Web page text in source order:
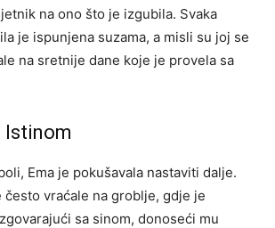
na ono što je izgubila. Svaka
je ispunjena suzama, a misli su joj se
na sretnije dane koje je provela sa
Istinom
Ema je pokušavala nastaviti dalje.
često vraćale na groblje, gdje je
sa sinom, donoseći mu